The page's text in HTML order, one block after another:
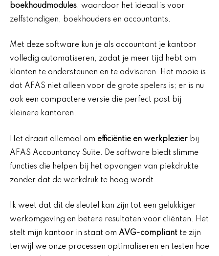
boekhoudmodules, waardoor het ideaal is voor
zelfstandigen, boekhouders en accountants.
Met deze software kun je als accountant je kantoor
volledig automatiseren, zodat je meer tijd hebt om
klanten te ondersteunen en te adviseren. Het mooie is
dat AFAS niet alleen voor de grote spelers is; er is nu
ook een compactere versie die perfect past bij
kleinere kantoren.
Het draait allemaal om efficiëntie en werkplezier bij
AFAS Accountancy Suite. De software biedt slimme
functies die helpen bij het opvangen van piekdrukte
zonder dat de werkdruk te hoog wordt.
Ik weet dat dit de sleutel kan zijn tot een gelukkiger
werkomgeving en betere resultaten voor cliënten. Het
stelt mijn kantoor in staat om AVG-compliant te zijn
terwijl we onze processen optimaliseren en testen hoe